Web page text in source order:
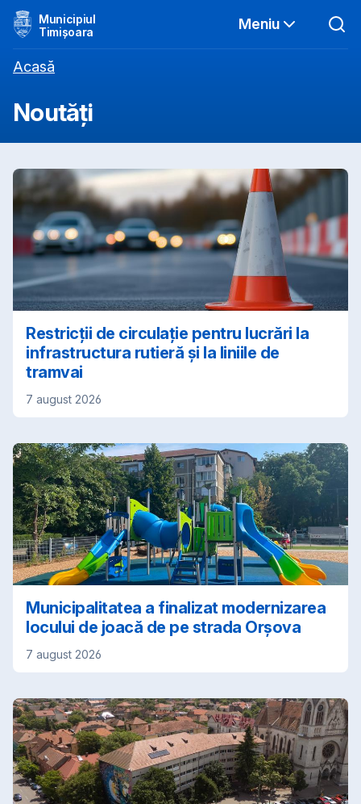
Municipiul
Timișoara
Meniu
Acasă
Noutăți
Restricții de circulație pentru lucrări la
infrastructura rutieră și la liniile de
tramvai
7 august 2026
Municipalitatea a finalizat modernizarea
locului de joacă de pe strada Orșova
7 august 2026